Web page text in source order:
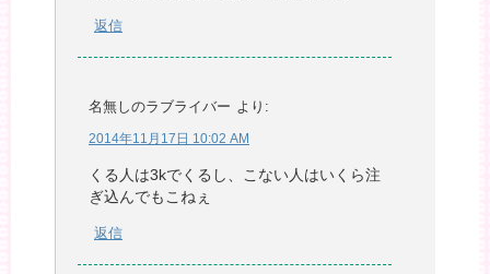
返信
名無しのラブライバー より:
2014年11月17日 10:02 AM
くる人は3kでくるし、こない人はいくら注
ぎ込んでもこねぇ
返信